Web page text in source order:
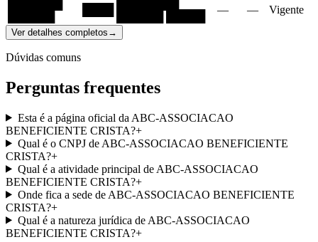
— — Vigente
Ver detalhes completos →
Dúvidas comuns
Perguntas frequentes
Esta é a página oficial da ABC-ASSOCIACAO
BENEFICIENTE CRISTA?+
Qual é o CNPJ de ABC-ASSOCIACAO BENEFICIENTE
CRISTA?+
Qual é a atividade principal de ABC-ASSOCIACAO
BENEFICIENTE CRISTA?+
Onde fica a sede de ABC-ASSOCIACAO BENEFICIENTE
CRISTA?+
Qual é a natureza jurídica de ABC-ASSOCIACAO
BENEFICIENTE CRISTA?+